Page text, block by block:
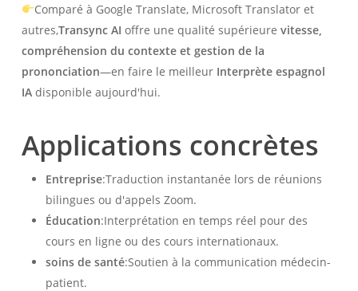
Comparé à Google Translate, Microsoft Translator et
autres,Transync AI offre une qualité supérieure vitesse,
compréhension du contexte et gestion de la
prononciation—en faire le meilleur Interprète espagnol
IAdisponible aujourd'hui.
Applications concrètes
Entreprise:Traduction instantanée lors de réunions
bilingues ou d'appels Zoom.
Éducation:Interprétation en temps réel pour des
cours en ligne ou des cours internationaux.
soins de santé:Soutien à la communication médecin-
patient.